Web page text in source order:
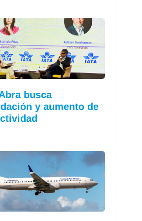
busca
y aumento de